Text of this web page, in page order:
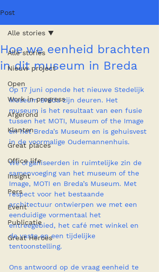
Post
Alle stories
Nieuw project
Open
Work in progress
Afgerond
Klanten
Great places
Office life
Insight
Pers
Event
Publicatie
Great Heroes
Alle stories
Hoe we eenheid brachten
in dit museum in Breda
Op 17 juni opende het nieuwe Stedelijk
Museum Breda zijn deuren. Het
museum is het resultaat van een fusie
tussen het MOTI, Museum of the Image
en het Breda’s Museum en is gehuisvest
in de voormalige Oudemannenhuis.
We organiseerden in ruimtelijke zin de
samenvoeging van het museum of the
Image, MOTI en Breda’s Museum. Met
respect voor het bestaande
architectuur ontwierpen we met een
eenduidige vormentaal het
entreegebied, het café met winkel en
de vaste en een tijdelijke
tentoonstelling.
Ons antwoord op de vraag eenheid te